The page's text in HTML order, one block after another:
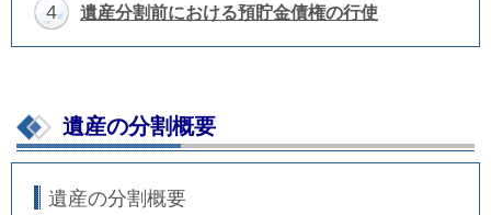
4 遺産分割前における預貯金債権の行使
遺産の分割概要
遺産の分割概要